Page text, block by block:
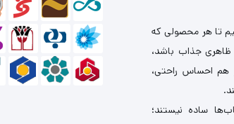
تا هر محصولی که
ظاهری جذاب باشد،
هم احساس راحتی،
ساده نیستند؛